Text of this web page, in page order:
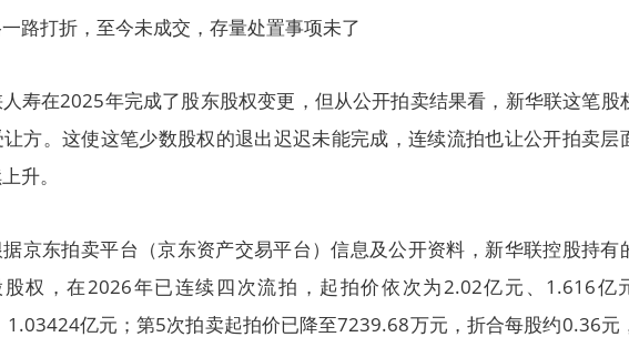
路打折，至今未成交，存量处置事项未了
寿在2025年完成了股东股权变更，但从公开拍卖结果看，新华联这笔股
方。这使这笔少数股权的退出迟迟未能完成，连续流拍也让公开拍卖层
升。
京东拍卖平台（京东资产交易平台）信息及公开资料，新华联控股持有
权，在2026年已连续四次流拍，起拍价依次为2.02亿元、1.616亿
1.03424亿元；第5次拍卖起拍价已降至7239.68万元，折合每股约0.36元